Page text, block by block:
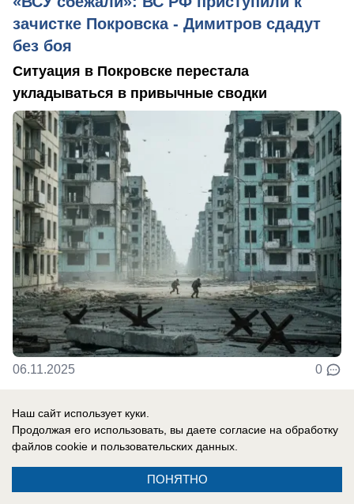
зачистке Покровска - Димитров сдадут
без боя
Ситуация в Покровске перестала
укладываться в привычные сводки
06.11.2025 0
Общество
Новости СВО: 10 тысяч солдат варятся в
Покровском котле, 300 тысяч сбежали
Пока десятки тысяч бойцов окружены в
Наш сайт использует куки.
Продолжая его использовать, вы даете согласие на обработку
файлов cookie и пользовательских данных.
ПОНЯТНО